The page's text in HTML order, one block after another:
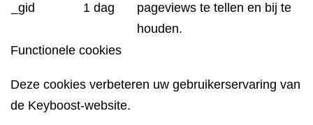
_gid 1 dag
pageviews te tellen en bij te
houden.
Functionele cookies
Deze cookies verbeteren uw gebruikerservaring van
de Keyboost-website.